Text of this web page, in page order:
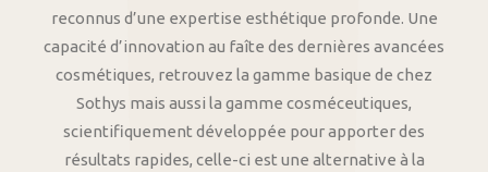
reconnus d’une expertise esthétique profonde. Une
capacité d’innovation au faîte des dernières avancées
cosmétiques, retrouvez la gamme basique de chez
Sothys mais aussi la gamme cosméceutiques,
scientifiquement développée pour apporter des
résultats rapides, celle-ci est une alternative à la